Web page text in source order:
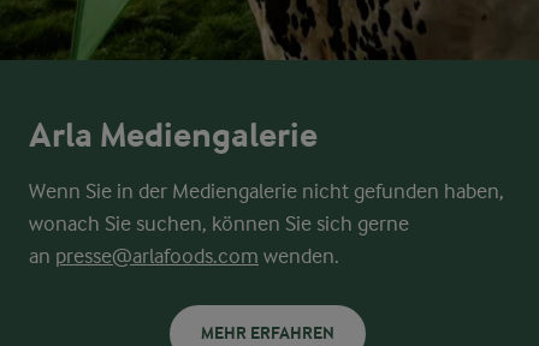
Arla Mediengalerie
Wenn Sie in der Mediengalerie nicht gefunden haben,
wonach Sie suchen, können Sie sich gerne
an presse@arlafoods.com wenden.
MEHR ERFAHREN